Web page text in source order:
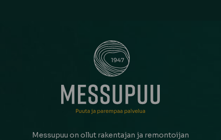
Messupuu on ollut rakentajan ja remontoijan